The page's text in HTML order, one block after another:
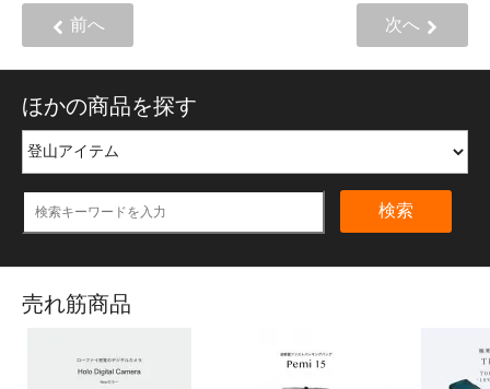
前へ 次へ
ほかの商品を探す
検索
売れ筋商品